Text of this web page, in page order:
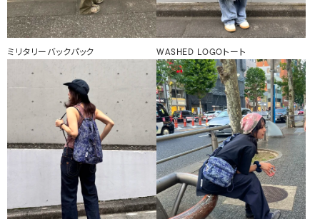
ミリタリーバックパック WASHED LOGOトート